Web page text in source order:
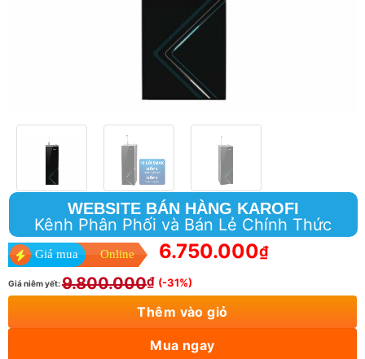
WEBSITE BÁN HÀNG KAROFI
Kênh Phân Phối và Bán Lẻ Chính Thức
Giá mua Online 6.750.000₫
Giá niêm yết:9.800.000₫ (-31%)
Thêm vào giỏ
Mua ngay